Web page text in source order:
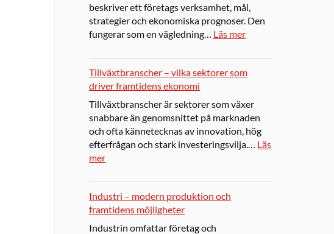
beskriver ett företags verksamhet, mål,
strategier och ekonomiska prognoser. Den
fungerar som en vägledning… Läs mer
Tillväxtbranscher – vilka sektorer som
driver framtidens ekonomi
Tillväxtbranscher är sektorer som växer
snabbare än genomsnittet på marknaden
och ofta kännetecknas av innovation, hög
efterfrågan och stark investeringsvilja.… Läs
mer
Industri – modern produktion och
framtidens möjligheter
Industrin omfattar företag och